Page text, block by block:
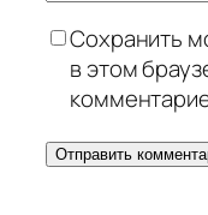
Сохранить
в этом